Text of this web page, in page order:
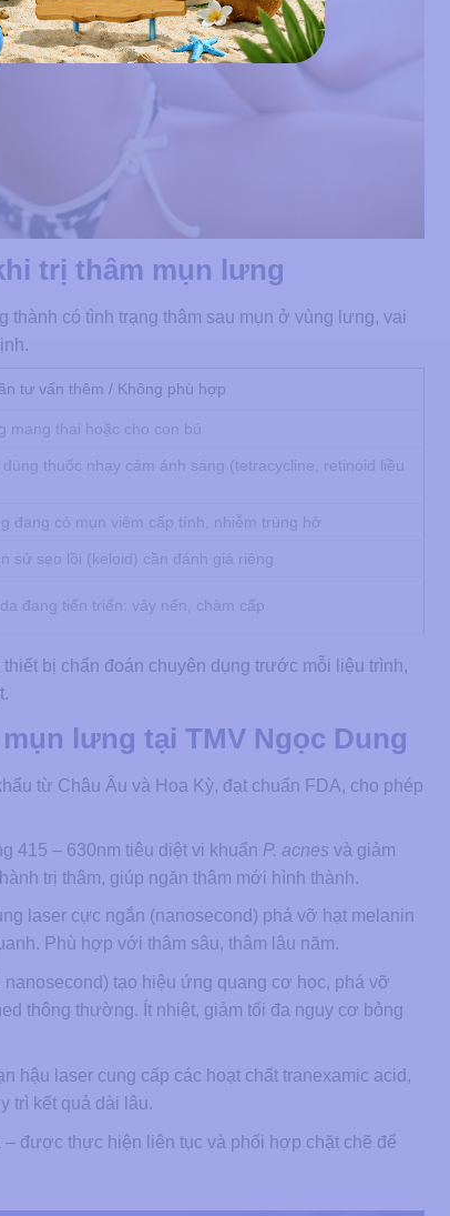
trị thâm mụn lưng
có tình trạng thâm sau mụn ở vùng lưng, vai
tư vấn thêm / Không phù hợp
mang thai hoặc cho con bú
thuốc nhạy cảm ánh sáng (tetracycline, retinoid liều
đang có mụn viêm cấp tính, nhiễm trùng hở
sử sẹo lồi (keloid) cần đánh giá riêng
đang tiến triển: vảy nến, chàm cấp
bị chẩn đoán chuyên dụng trước mỗi liệu trình,
lưng tại TMV Ngọc Dung
từ Châu Âu và Hoa Kỳ, đạt chuẩn FDA, cho phép
415 – 630nm tiêu diệt vi khuẩn P. acnes và giảm
trị thâm, giúp ngăn thâm mới hình thành.
laser cực ngắn (nanosecond) phá vỡ hạt melanin
Phù hợp với thâm sâu, thâm lâu năm.
tạo hiệu ứng quang cơ học, phá vỡ
thông thường. Ít nhiệt, giảm tối đa nguy cơ bỏng
hậu laser cung cấp các hoạt chất tranexamic acid,
trì kết quả dài lâu.
được thực hiện liên tục và phối hợp chặt chẽ để